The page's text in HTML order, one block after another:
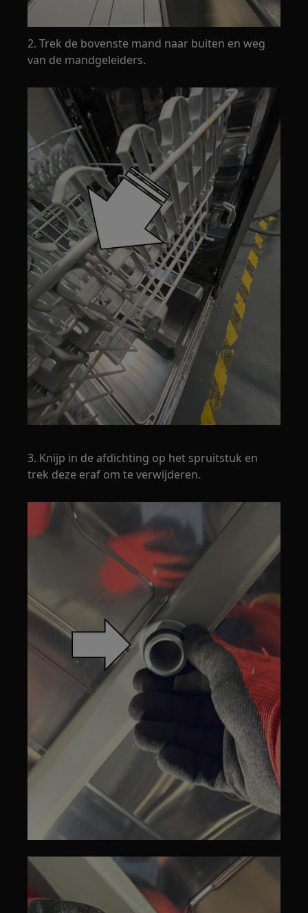
2. Trek de bovenste mand naar buiten en weg
van de mandgeleiders.
3. Knijp in de afdichting op het spruitstuk en
trek deze eraf om te verwijderen.